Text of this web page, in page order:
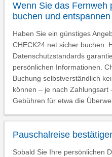
Wenn Sie das Fernweh
buchen und entspannen
Haben Sie ein günstiges
CHECK24.net sicher buchen.
Datenschutzstandards
persönlichen Informationen.
Buchung selbstverständlich
können – je nach Zahlungsart
Gebühren für etwa die
Pauschalreise
Sobald Sie Ihre persönlichen